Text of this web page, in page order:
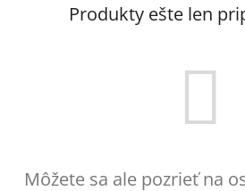
Produkty ešte len
Môžete sa ale pozrieť na